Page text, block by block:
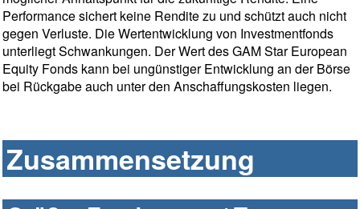
Performance sichert keine Rendite zu und schützt auch nicht
gegen Verluste. Die Wertentwicklung von Investmentfonds
unterliegt Schwankungen. Der Wert des GAM Star European
Equity Fonds kann bei ungünstiger Entwicklung an der Börse
bei Rückgabe auch unter den Anschaffungskosten liegen.
Zusammensetzung